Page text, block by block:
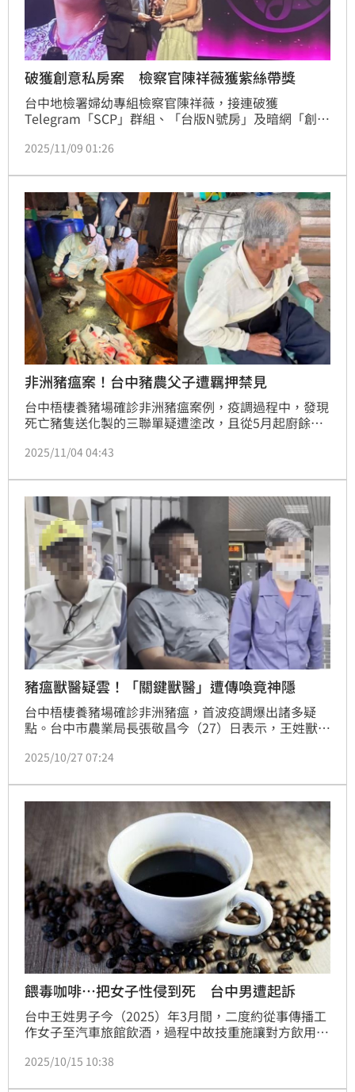
破獲創意私房案 檢察官陳祥薇獲紫絲帶獎
台中地檢署婦幼專組檢察官陳祥薇，接連破獲
Telegram「SCP」群組、「台版N號房」及暗網「創意
今天獲衛生福利部頒紫絲帶獎肯定。
2025/11/09 01:26
非洲豬瘟案！台中豬農父子遭羈押禁見
台中梧棲養豬場確診非洲豬瘟案例，疫調過程中，發現
死亡豬隻送化製的三聯單疑遭塗改，且從5月起廚餘蒸
疑有偽造情形。檢方3日約談豬農陳姓父子、台中市養
罪嫌，向法院聲押禁見獲准，2名司機請回。
2025/11/04 04:43
豬瘟獸醫疑雲！「關鍵獸醫」遭傳喚竟神隱
台中梧棲養豬場確診非洲豬瘟，首波疫調爆出諸多疑
點。台中市農業局長張敬昌今（27）日表示，王姓獸醫
處獸醫師轉述，農業局說法一變再變讓外界看的「霧煞
調「關鍵人物」王姓獸醫佐到案說明，檢方為釐清案
情，今日下午再次通知陳姓豬農父子、紀姓特約獸醫師
及動保處人員接受訊問，訊後4人均請回。
2025/10/27 07:24
餵毒咖啡…把女子性侵到死 台中男遭起訴
台中王姓男子今（2025）年3月間，二度約從事傳播工
作女子至汽車旅館飲酒，過程中故技重施讓對方飲用毒
身體冰冷通報送醫不治，中檢偵辦後依法起訴。
2025/10/15 10:38